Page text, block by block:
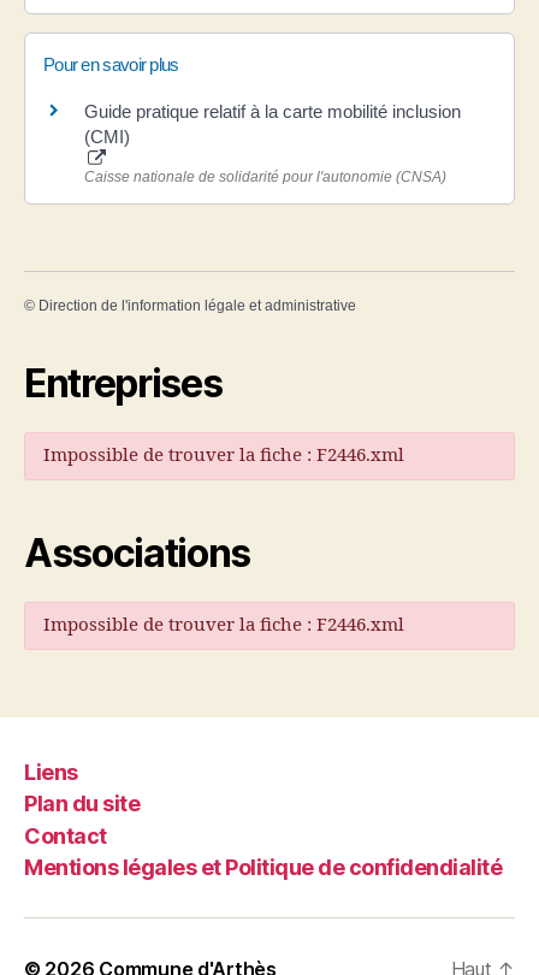
Pour en savoir plus
Guide pratique relatif à la carte mobilité inclusion
(CMI)
Caisse nationale de solidarité pour l'autonomie (CNSA)
© Direction de l'information légale et administrative
Entreprises
Impossible de trouver la fiche : F2446.xml
Associations
Impossible de trouver la fiche : F2446.xml
Liens
Plan du site
Contact
Mentions légales et Politique de confidendialité
© 2026 Commune d'Arthès Haut ↑